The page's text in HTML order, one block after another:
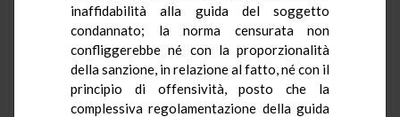
inaffidabilità alla guida del soggetto
condannato; la norma censurata non
confliggerebbe né con la proporzionalità
della sanzione, in relazione al fatto, né con il
principio di offensività, posto che la
complessiva regolamentazione della guida